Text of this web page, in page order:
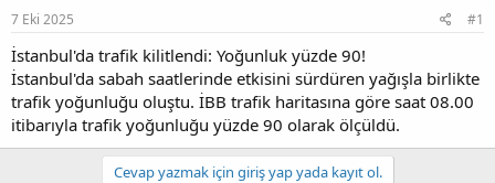
u
b
a
ş
l
a
t
a
ç
t
a
r
h
7 Eki 2025 #1
İstanbul'da trafik kilitlendi: Yoğunluk yüzde 90!
İstanbul'da sabah saatlerinde etkisini sürdüren yağışla birlikte
trafik yoğunluğu oluştu. İBB trafik haritasına göre saat 08.00
itibarıyla trafik yoğunluğu yüzde 90 olarak ölçüldü.
Cevap yazmak için giriş yap yada kayıt ol.